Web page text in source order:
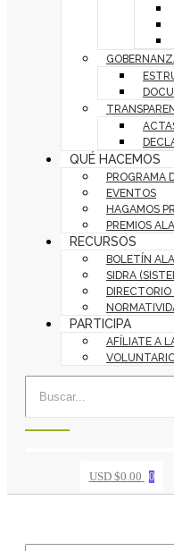
QUÉ HACEMOS
PROGRAMA
EVENTOS
HAGAMOS
PREMIOS ALA
RECURSOS
BOLETÍN ALA
SIDRA
PARTICIPA
AFÍLIATE A
USD $0.00 0